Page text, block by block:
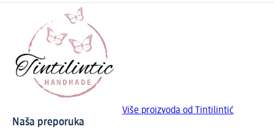
Više proizvoda od Tintilintić
Naša preporuka